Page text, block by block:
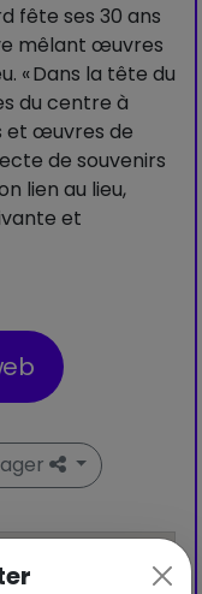
fête ses 30 ans
mêlant œuvres
« Dans la tête du
du centre à
et œuvres de
de souvenirs
lien au lieu,
et